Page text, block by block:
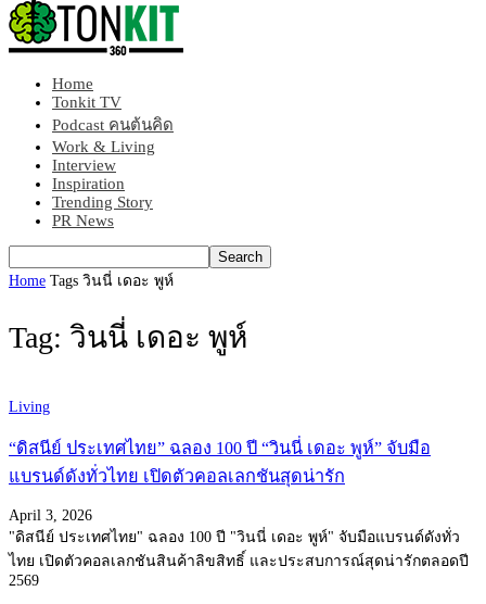
Home
Tonkit TV
Podcast คนต้นคิด
Work & Living
Interview
Inspiration
Trending Story
PR News
Home Tags วินนี่ เดอะ พูห์
Tag: วินนี่ เดอะ พูห์
Living
“ดิสนีย์ ประเทศไทย” ฉลอง 100 ปี “วินนี่ เดอะ พูห์” จับมือ
แบรนด์ดังทั่วไทย เปิดตัวคอลเลกชันสุดน่ารัก
April 3, 2026
"ดิสนีย์ ประเทศไทย" ฉลอง 100 ปี "วินนี่ เดอะ พูห์" จับมือแบรนด์ดังทั่ว
ไทย เปิดตัวคอลเลกชันสินค้าลิขสิทธิ์ และประสบการณ์สุดน่ารักตลอดปี
2569